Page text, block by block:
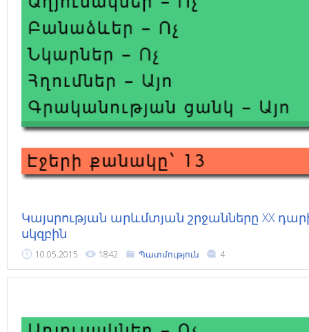
Կայսրության արևմտյան շրջանները XX
սկզբին
10.05.2015 1842 Պատմություն 4